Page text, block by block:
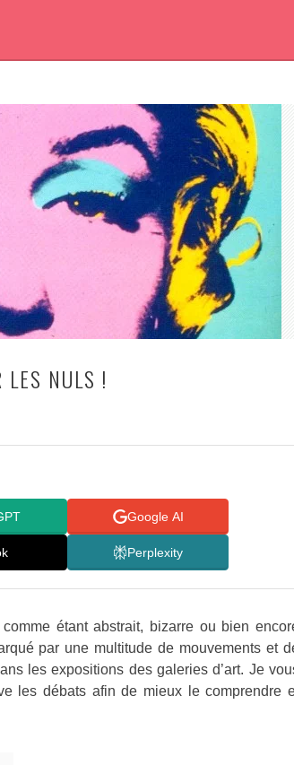
LES NULS !
Google AI
Perplexity
étant abstrait, bizarre ou bien
par une multitude de mouvements et
les expositions des galeries d’art. Je
les débats afin de mieux le comprendre